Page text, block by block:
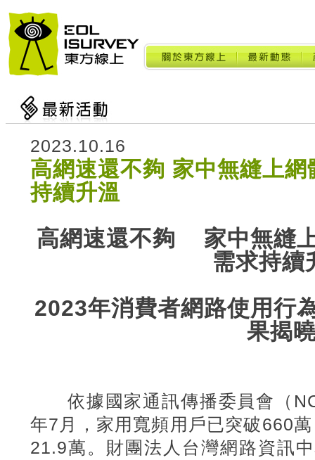
2023.10.16
高網速還不夠 家中無縫上
持續升溫
高網速還不夠 家中無縫
需求持續
2023年消費者網路使用行
果揭
依據國家通訊傳播委員會（
年7 月，家用寬頻用戶已突破660
21.9萬。財團法人台灣網路資訊